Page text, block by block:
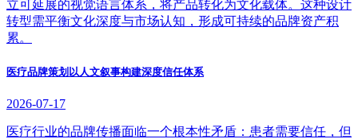
立可延展的视觉语言体系，将产品转化为文化载体。这种设计
转型需平衡文化深度与市场认知，形成可持续的品牌资产积
累。
医疗品牌策划以人文叙事构建深度信任体系
2026-07-17
医疗行业的品牌传播面临一个根本性矛盾：患者需要信任，但